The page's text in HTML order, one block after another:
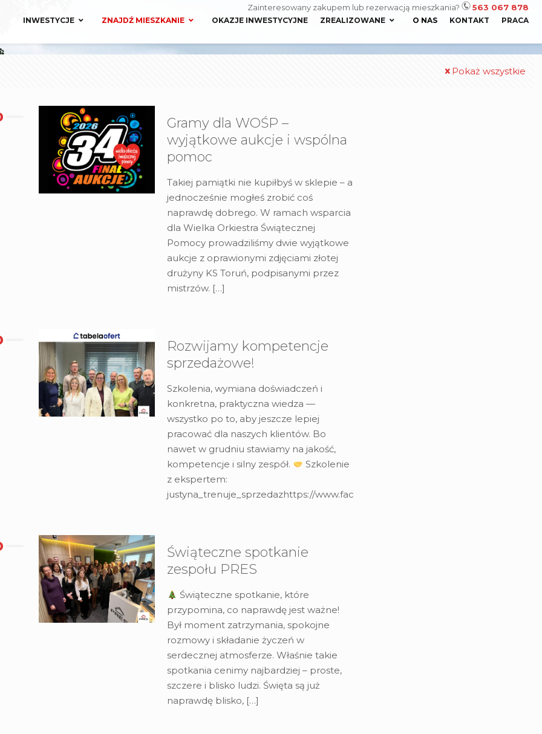
Zainteresowany zakupem lub rezerwacją mieszkania? 563 067 878
INWESTYCJE ZNAJDŹ MIESZKANIE OKAZJE INWESTYCYJNE ZREALIZOWANE O NAS KONTAKT PRACA
Pokaż wszystkie
Gramy dla WOŚP –
wyjątkowe aukcje i wspólna
pomoc
Takiej pamiątki nie kupiłbyś w sklepie – a
jednocześnie mogłeś zrobić coś
naprawdę dobrego. W ramach wsparcia
dla Wielka Orkiestra Świątecznej
Pomocy prowadziliśmy dwie wyjątkowe
aukcje z oprawionymi zdjęciami złotej
drużyny KS Toruń, podpisanymi przez
mistrzów. […]
Rozwijamy kompetencje
sprzedażowe!
Szkolenia, wymiana doświadczeń i
konkretna, praktyczna wiedza —
wszystko po to, aby jeszcze lepiej
pracować dla naszych klientów. Bo
nawet w grudniu stawiamy na jakość,
kompetencje i silny zespół.
Szkolenie
z ekspertem:
justyna_trenuje_sprzedazhttps://www.facebook.com/tabelaofert
Świąteczne spotkanie
zespołu PRES
Świąteczne spotkanie, które
przypomina, co naprawdę jest ważne!
Był moment zatrzymania, spokojne
rozmowy i składanie życzeń w
serdecznej atmosferze. Właśnie takie
spotkania cenimy najbardziej – proste,
szczere i blisko ludzi. Święta są już
naprawdę blisko, […]